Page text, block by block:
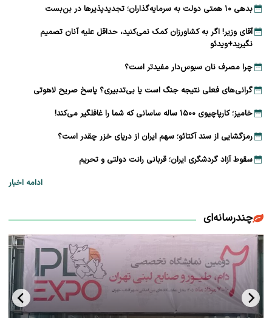
بدهی ۱۰ همتی دولت به سرمایه‌گذاران؛ تجدیدپذیرها در بن‌بست
آقای وزیر! اگر به کشاورزان کمک نمی‌کنید، حداقل علیه آنان تصمیم
نگیرید+ویدئو
چرا مصرف نان سبوس‌دار مفیدتر است؟
گرانی‌های فعلی نتیجه جنگ است یا بی‌تدبیری؟ پاسخ صریح لاهوتی
خامیز؛ کارپاچیوی ۱۵۰۰ ساله ساسانی که شما را غافلگیر می‌کند!
رمزگشایی از سند آکتائو؛ سهم ایران از دریای خزر چقدر است؟
سقوط آزاد گردشگری ایران؛ قربانی رانت دولتی و تحریم
ادامه اخبار
چندرسانه‌ای